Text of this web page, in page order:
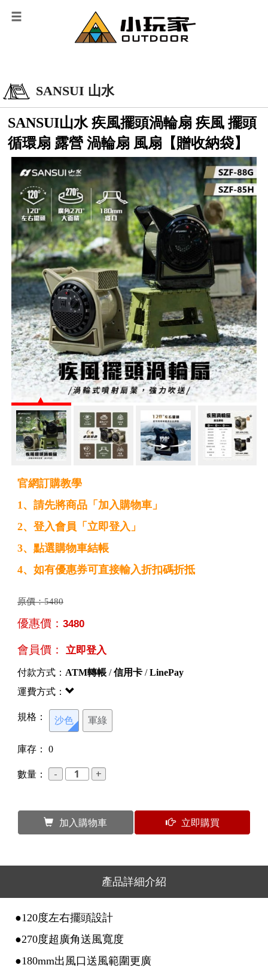
SANSUI 山水
SANSUI山水 疾風擺頭渦輪扇 疾風 擺頭
循環扇 露營 渦輪扇 風扇【贈收納袋】
官網訂購教學
1、請先將商品「加入購物車」
2、登入會員「立即登入」
3、點選購物車結帳
4、如有優惠券可直接輸入折扣碼折抵
原價：5480
優惠價： 3480
會員價： 立即登入
付款方式： ATM轉帳/信用卡/LinePay
運費方式：
規格： 沙色 軍綠
庫存： 0
數量：
加入購物車 立即購買
產品詳細介紹
●120度左右擺頭設計
●270度超廣角送風寬度
●180mm出風口送風範圍更廣